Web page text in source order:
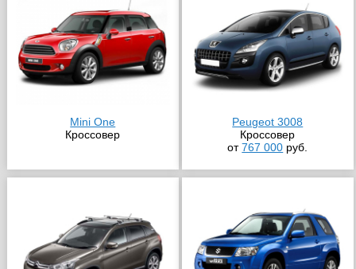
Mini One
Кроссовер
Peugeot 3008
Кроссовер
от767 000 руб.